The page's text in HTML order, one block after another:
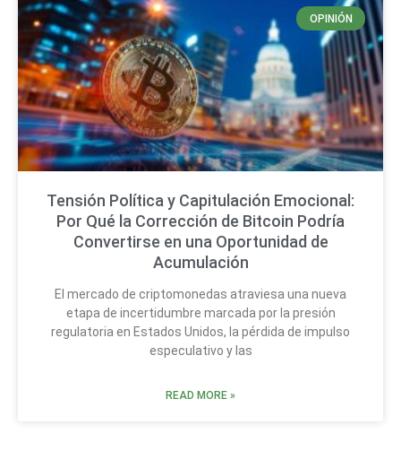
OPINIÓN
Tensión Política y Capitulación Emocional:
Por Qué la Corrección de Bitcoin Podría
Convertirse en una Oportunidad de
Acumulación
El mercado de criptomonedas atraviesa una nueva
etapa de incertidumbre marcada por la presión
regulatoria en Estados Unidos, la pérdida de impulso
especulativo y las
READ MORE »